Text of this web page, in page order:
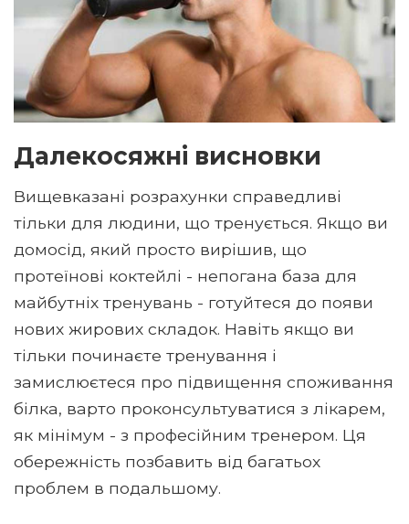
Далекосяжні висновки
Вищевказані розрахунки справедливі
тільки для людини, що тренується. Якщо ви
домосід, який просто вирішив, що
протеїнові коктейлі - непогана база для
майбутніх тренувань - готуйтеся до появи
нових жирових складок. Навіть якщо ви
тільки починаєте тренування і
замислюєтеся про підвищення споживання
білка, варто проконсультуватися з лікарем,
як мінімум - з професійним тренером. Ця
обережність позбавить від багатьох
проблем в подальшому.